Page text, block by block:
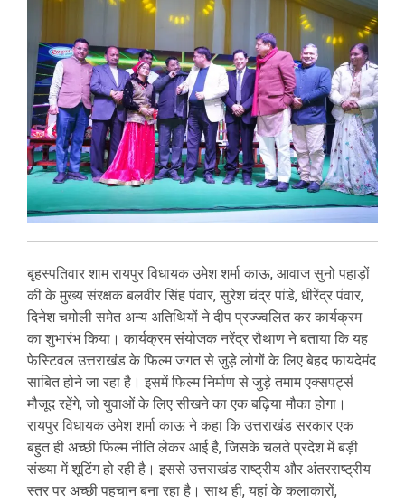
बृहस्पतिवार शाम रायपुर विधायक उमेश शर्मा काऊ, आवाज सुनो पहाड़ों
की के मुख्य संरक्षक बलवीर सिंह पंवार, सुरेश चंद्र पांडे, धीरेंद्र पंवार,
दिनेश चमोली समेत अन्य अतिथियों ने दीप प्रज्ज्वलित कर कार्यक्रम
का शुभारंभ किया। कार्यक्रम संयोजक नरेंद्र रौथाण ने बताया कि यह
फेस्टिवल उत्तराखंड के फिल्म जगत से जुड़े लोगों के लिए बेहद फायदेमंद
साबित होने जा रहा है। इसमें फिल्म निर्माण से जुड़े तमाम एक्सपर्ट्स
मौजूद रहेंगे, जो युवाओं के लिए सीखने का एक बढ़िया मौका होगा।
रायपुर विधायक उमेश शर्मा काऊ ने कहा कि उत्तराखंड सरकार एक
बहुत ही अच्छी फिल्म नीति लेकर आई है, जिसके चलते प्रदेश में बड़ी
संख्या में शूटिंग हो रही है। इससे उत्तराखंड राष्ट्रीय और अंतरराष्ट्रीय
स्तर पर अच्छी पहचान बना रहा है। साथ ही, यहां के कलाकारों,